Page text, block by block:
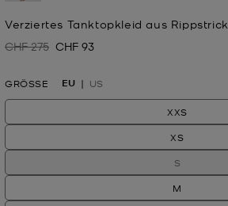
Verziertes Tanktopkleid aus Rippstrick
Zuvor
CHF 275 Jetzt
CHF 93
GRÖSSE EU US
XXS
XS
S
M